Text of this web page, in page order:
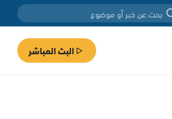
البث المباشر